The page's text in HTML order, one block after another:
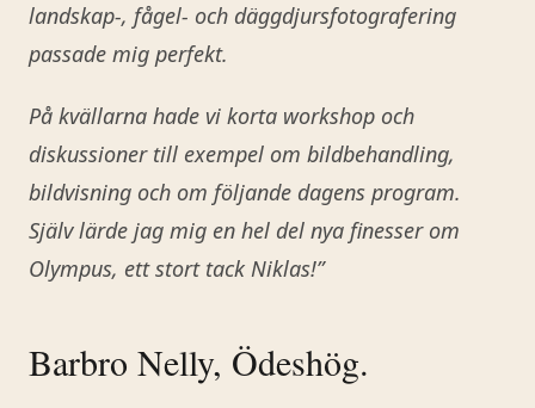
landskap-, fågel- och däggdjursfotografering
passade mig perfekt.
På kvällarna hade vi korta workshop och
diskussioner till exempel om bildbehandling,
bildvisning och om följande dagens program.
Själv lärde jag mig en hel del nya finesser om
Olympus, ett stort tack Niklas!”
Barbro Nelly, Ödeshög.